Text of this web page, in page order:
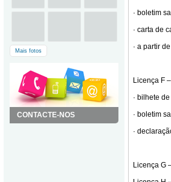
Mais fotos
CONTACTE-NOS
· boletim
· carta de
· a partir
Licença F
· bilhete
· boletim
·
Licença G